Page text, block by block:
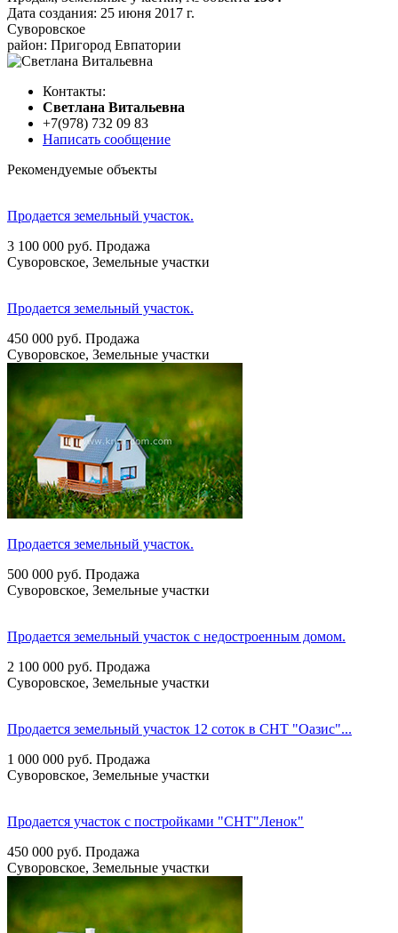
Дата создания: 25 июня 2017 г.
Суворовское
район: Пригород Евпатории
Контакты:
Cветлана Витальевна
+7(978) 732 09 83
Написать сообщение
Рекомендуемые объекты
Продается земельный участок.
3 100 000 руб. Продажа
Суворовское, Земельные участки
Продается земельный участок.
450 000 руб. Продажа
Суворовское, Земельные участки
Продается земельный участок.
500 000 руб. Продажа
Суворовское, Земельные участки
Продается земельный участок с недостроенным домом.
2 100 000 руб. Продажа
Суворовское, Земельные участки
Продается земельный участок 12 соток в СНТ "Оазис"...
1 000 000 руб. Продажа
Суворовское, Земельные участки
Продается участок с постройками "СНТ"Ленок"
450 000 руб. Продажа
Суворовское, Земельные участки